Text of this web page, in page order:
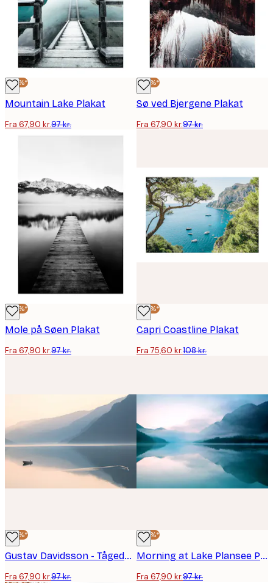
-30%*
Mountain Lake Plakat
Fra 67,90 kr.97 kr.
-30%*
Sø ved Bjergene Plakat
Fra 67,90 kr.97 kr.
-30%*
Mole på Søen Plakat
Fra 67,90 kr.97 kr.
-30%*
Capri Coastline Plakat
Fra 75,60 kr.108 kr.
-30%*
Gustav Davidsson - Tågede Bjergsø Plakat
Fra 67,90 kr.97 kr.
-30%*
Morning at Lake Plansee Plakat
Fra 67,90 kr.97 kr.